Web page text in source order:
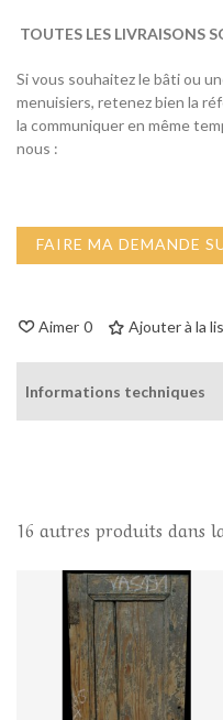
TOUTES LES LIVRAISONS
Si vous souhaitez le bâti ou
menuisiers, retenez bien la
la communiquer en même
nous :
FAIRE MA DEMANDE
Aimer 0 Ajouter à la
Informations techniques
16 autres produits dans